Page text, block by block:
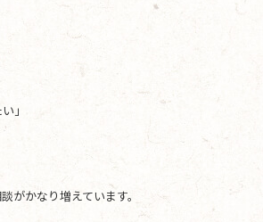
」
がかなり増えています。